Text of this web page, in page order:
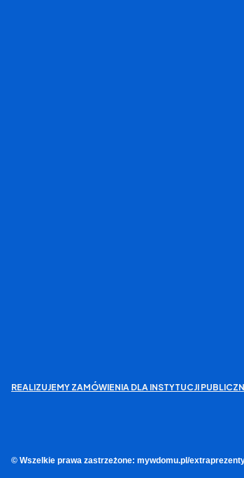
REALIZUJEMY ZAMÓWIENIA DLA INSTYTUCJI
© Wszelkie prawa zastrzeżone: mywdomu.pl/